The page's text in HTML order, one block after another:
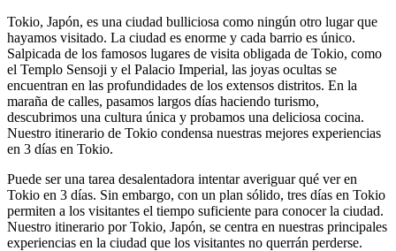
Tokio, Japón, es una ciudad bulliciosa como ningún otro lugar que
hayamos visitado. La ciudad es enorme y cada barrio es único.
Salpicada de los famosos lugares de visita obligada de Tokio, como
el Templo Sensoji y el Palacio Imperial, las joyas ocultas se
encuentran en las profundidades de los extensos distritos. En la
maraña de calles, pasamos largos días haciendo turismo,
descubrimos una cultura única y probamos una deliciosa cocina.
Nuestro itinerario de Tokio condensa nuestras mejores experiencias
en 3 días en Tokio.
Puede ser una tarea desalentadora intentar averiguar qué ver en
Tokio en 3 días. Sin embargo, con un plan sólido, tres días en Tokio
permiten a los visitantes el tiempo suficiente para conocer la ciudad.
Nuestro itinerario por Tokio, Japón, se centra en nuestras principales
experiencias en la ciudad que los visitantes no querrán perderse.